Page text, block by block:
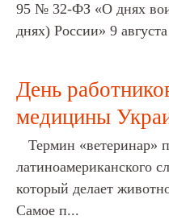
95 № 32-ФЗ «О днях
днях) России» 9
День
медицины
Термин «ветеринар»
латиноамериканского
который делает
Самое п...